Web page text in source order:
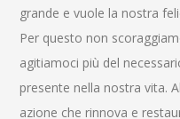
grande e vuole la nostra
Per questo non
agitiamoci più del
presente nella nostra vita.
azione che rinnova e